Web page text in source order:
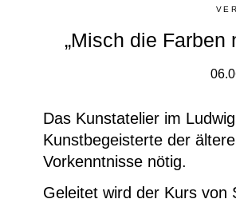
„Misch die Farben
Das Kunstatelier im
Kunstbegeisterte der
Vorkenntnisse nötig.
Geleitet wird der Kurs von